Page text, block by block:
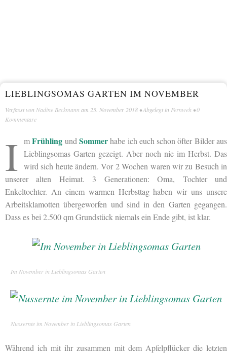
LIEBLINGSOMAS GARTEN IM NOVEMBER
Verfasst von Nadine Beckmann am 25. November 2018 • Abgelegt in Fernweh •0
Kommentare
I mFrühling und Sommerhabe ich euch schon öfter Bilder aus
Lieblingsomas Garten gezeigt. Aber noch nie im Herbst. Das
wird sich heute ändern. Vor 2 Wochen waren wir zu Besuch in
unserer alten Heimat. 3 Generationen: Oma, Tochter und
Enkeltochter. An einem warmen Herbsttag haben wir uns unsere
Arbeitsklamotten übergeworfen und sind in den Garten gegangen.
Dass es bei 2.500 qm Grundstück niemals ein Ende gibt, ist klar.
Im November in Lieblingsomas Garten
Nussernte im November in Lieblingsomas Garten
Während ich mit ihr zusammen mit dem Apfelpflücker die letzten